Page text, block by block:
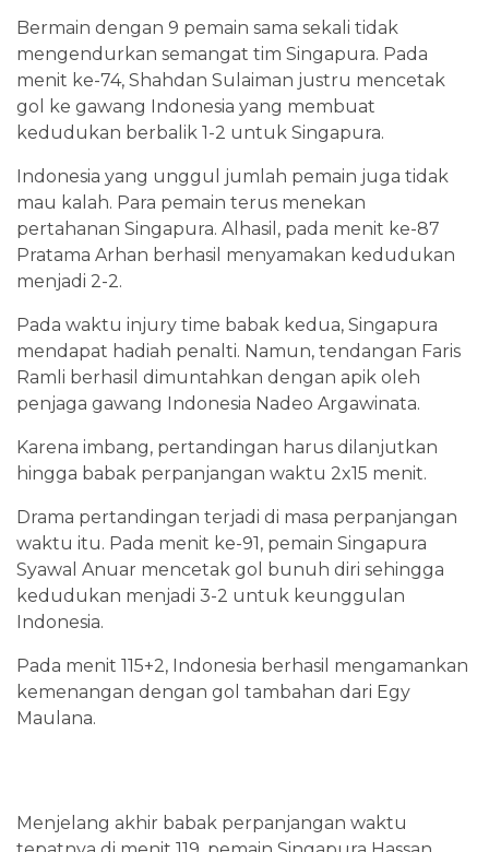
Bermain dengan 9 pemain sama sekali tidak
mengendurkan semangat tim Singapura. Pada
menit ke-74, Shahdan Sulaiman justru mencetak
gol ke gawang Indonesia yang membuat
kedudukan berbalik 1-2 untuk Singapura.
Indonesia yang unggul jumlah pemain juga tidak
mau kalah. Para pemain terus menekan
pertahanan Singapura. Alhasil, pada menit ke-87
Pratama Arhan berhasil menyamakan kedudukan
menjadi 2-2.
Pada waktu injury time babak kedua, Singapura
mendapat hadiah penalti. Namun, tendangan Faris
Ramli berhasil dimuntahkan dengan apik oleh
penjaga gawang Indonesia Nadeo Argawinata.
Karena imbang, pertandingan harus dilanjutkan
hingga babak perpanjangan waktu 2x15 menit.
Drama pertandingan terjadi di masa perpanjangan
waktu itu. Pada menit ke-91, pemain Singapura
Syawal Anuar mencetak gol bunuh diri sehingga
kedudukan menjadi 3-2 untuk keunggulan
Indonesia.
Pada menit 115+2, Indonesia berhasil mengamankan
kemenangan dengan gol tambahan dari Egy
Maulana.
Menjelang akhir babak perpanjangan waktu